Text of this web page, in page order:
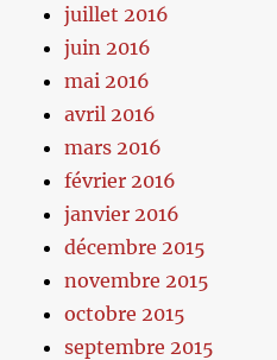
juillet 2016
juin 2016
mai 2016
avril 2016
mars 2016
février 2016
janvier 2016
décembre 2015
novembre 2015
octobre 2015
septembre 2015